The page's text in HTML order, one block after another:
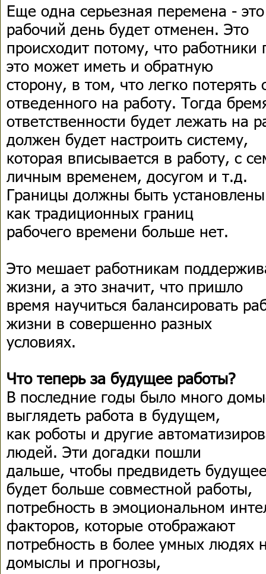
Еще одна серьезная перемена -
рабочий день будет отменен. Это
происходит потому, что работники
это может иметь и обратную
сторону, в том, что легко потерять
отведенного на работу. Тогда
ответственности будет лежать на
должен будет настроить систему,
которая вписывается в работу, с
личным временем, досугом и т.д.
Границы должны быть
как традиционных границ
рабочего времени больше нет.
Это мешает работникам
жизни, а это значит, что пришло
время научиться балансировать
жизни в совершенно разных
условиях.
Что теперь за будущее работы?
В последние годы было много
выглядеть работа в будущем,
как роботы и другие
людей. Эти догадки пошли
дальше, чтобы предвидеть
будет больше совместной работы,
потребность в эмоциональном
факторов, которые отображают
потребность в более умных людях
домыслы и прогнозы,